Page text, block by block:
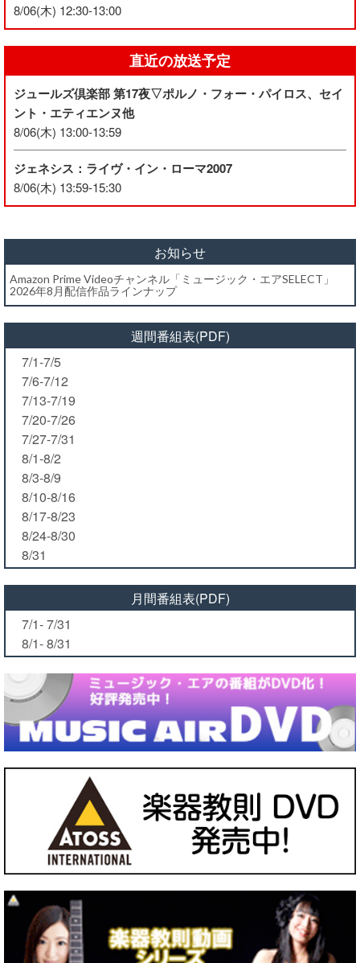
8/06(木) 12:30-13:00
直近の放送予定
ジュールズ倶楽部 第17夜▽ポルノ・フォー・パイロス、セイ
ント・エティエンヌ他
8/06(木) 13:00-13:59
ジェネシス：ライヴ・イン・ローマ2007
8/06(木) 13:59-15:30
お知らせ
Amazon Prime Videoチャンネル「ミュージック・エアSELECT」
2026年8月配信作品ラインナップ
週間番組表(PDF)
7/1-7/5
7/6-7/12
7/13-7/19
7/20-7/26
7/27-7/31
8/1-8/2
8/3-8/9
8/10-8/16
8/17-8/23
8/24-8/30
8/31
月間番組表(PDF)
7/1- 7/31
8/1- 8/31